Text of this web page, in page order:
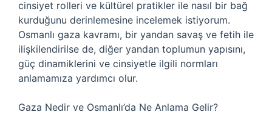
cinsiyet rolleri ve kültürel pratikler ile nasıl bir bağ
kurduğunu derinlemesine incelemek istiyorum.
Osmanlı gaza kavramı, bir yandan savaş ve fetih ile
ilişkilendirilse de, diğer yandan toplumun yapısını,
güç dinamiklerini ve cinsiyetle ilgili normları
anlamamıza yardımcı olur.
Gaza Nedir ve Osmanlı’da Ne Anlama Gelir?